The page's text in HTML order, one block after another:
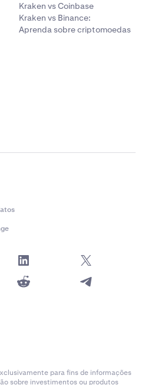
Kraken vs Coinbase
Kraken vs Binance:
Aprenda sobre criptomoedas
para fins de informações
sobre investimentos ou produtos